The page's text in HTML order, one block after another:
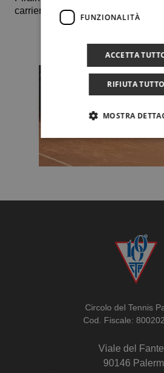
carriera.
Circolo del Tennis
Cod. Fiscale:
Viale del
90146
FUNZIONALITÀ
ACCETTA
RIFIUTA TUTTO
MOSTRA